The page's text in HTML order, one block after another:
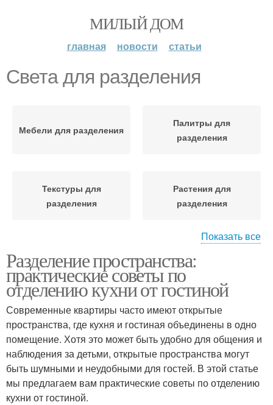
МИЛЫЙ ДОМ
главная новости статьи
Света для разделения
Мебели для разделения
Палитры для
разделения
Текстуры для
разделения
Растения для
разделения
Экраны для разделения
Показать все
Разделение пространства:
практические советы по
отделению кухни от гостиной
Современные квартиры часто имеют открытые
пространства, где кухня и гостиная объединены в одно
помещение. Хотя это может быть удобно для общения и
наблюдения за детьми, открытые пространства могут
быть шумными и неудобными для гостей. В этой статье
мы предлагаем вам практические советы по отделению
кухни от гостиной.